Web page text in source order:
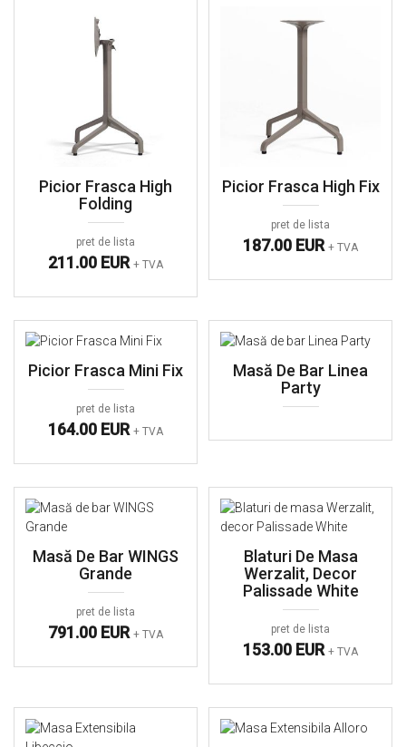
Picior Frasca High
Folding
pret de lista
211.00 EUR + TVA
Picior Frasca High Fix
pret de lista
187.00 EUR + TVA
Picior Frasca Mini Fix
pret de lista
164.00 EUR + TVA
Masă De Bar Linea
Party
Masă De Bar WINGS
Grande
pret de lista
791.00 EUR + TVA
Blaturi De Masa
Werzalit, Decor
Palissade White
pret de lista
153.00 EUR + TVA